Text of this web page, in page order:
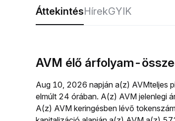
ÁttekintésHírekGYIK
AVM élő árfolyam-
Aug 10, 2026 napján a(z) AVMteljes
elmúlt 24 órában. A(z) AVM jelenlegi
A(z) AVM keringésben lévő